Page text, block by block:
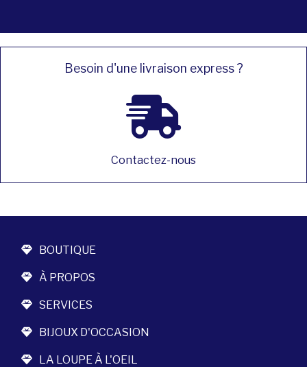
Besoin d'une livraison express ?
Contactez-nous
BOUTIQUE
À PROPOS
SERVICES
BIJOUX D'OCCASION
LA LOUPE À L'OEIL